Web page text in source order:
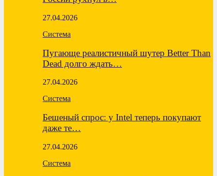
27.04.2026
Система
Пугающе реалистичный шутер Better Than
Dead долго ждать…
27.04.2026
Система
Бешеный спрос: у Intel теперь покупают
даже те…
27.04.2026
Система